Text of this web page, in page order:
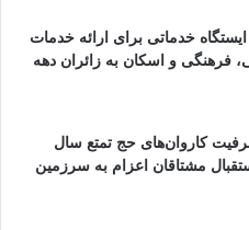
پیش‌بینی ۳۶۰ ایستگاه خدماتی برای ارائه خدمات
فرهنگی و اسکان به زائران دهه
کاروان‌های حج تمتع سال
استقبال مشتاقان اعزام به سرزمین